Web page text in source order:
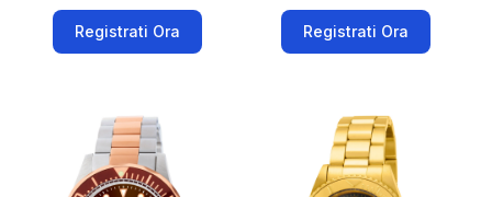
Registrati Ora Registrati Ora